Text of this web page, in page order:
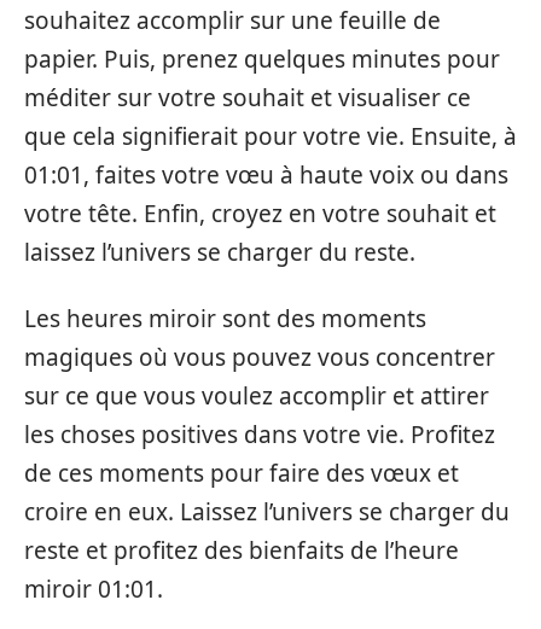
souhaitez accomplir sur une feuille de
papier. Puis, prenez quelques minutes pour
méditer sur votre souhait et visualiser ce
que cela signifierait pour votre vie. Ensuite, à
01:01, faites votre vœu à haute voix ou dans
votre tête. Enfin, croyez en votre souhait et
laissez l’univers se charger du reste.
Les heures miroir sont des moments
magiques où vous pouvez vous concentrer
sur ce que vous voulez accomplir et attirer
les choses positives dans votre vie. Profitez
de ces moments pour faire des vœux et
croire en eux. Laissez l’univers se charger du
reste et profitez des bienfaits de l’heure
miroir 01:01.